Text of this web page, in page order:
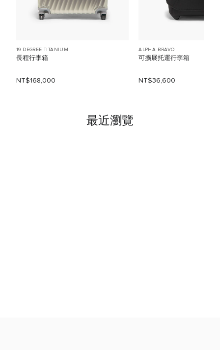
19 DEGREE TITANIUM
長程行李箱
NT$168,000
ALPHA BRAVO
可擴展托運行李箱
NT$36,600
最近瀏覽